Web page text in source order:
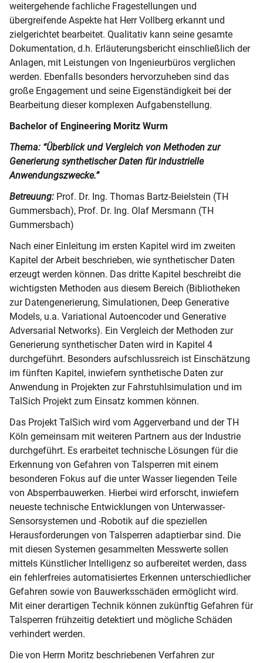
weitergehende fachliche Fragestellungen und
übergreifende Aspekte hat Herr Vollberg erkannt und
zielgerichtet bearbeitet. Qualitativ kann seine gesamte
Dokumentation, d.h. Erläuterungsbericht einschließlich der
Anlagen, mit Leistungen von Ingenieurbüros verglichen
werden. Ebenfalls besonders hervorzuheben sind das
große Engagement und seine Eigenständigkeit bei der
Bearbeitung dieser komplexen Aufgabenstellung.
Bachelor of Engineering Moritz Wurm
Thema: “Überblick und Vergleich von Methoden zur
Generierung synthetischer Daten für industrielle
Anwendungszwecke.”
Betreuung: Prof. Dr. Ing. Thomas Bartz-Beielstein (TH
Gummersbach), Prof. Dr. Ing. Olaf Mersmann (TH
Gummersbach)
Nach einer Einleitung im ersten Kapitel wird im zweiten
Kapitel der Arbeit beschrieben, wie synthetischer Daten
erzeugt werden können. Das dritte Kapitel beschreibt die
wichtigsten Methoden aus diesem Bereich (Bibliotheken
zur Datengenerierung, Simulationen, Deep Generative
Models, u.a. Variational Autoencoder und Generative
Adversarial Networks). Ein Vergleich der Methoden zur
Generierung synthetischer Daten wird in Kapitel 4
durchgeführt. Besonders aufschlussreich ist Einschätzung
im fünften Kapitel, inwiefern synthetische Daten zur
Anwendung in Projekten zur Fahrstuhlsimulation und im
TalSich Projekt zum Einsatz kommen können.
Das Projekt TalSich wird vom Aggerverband und der TH
Köln gemeinsam mit weiteren Partnern aus der Industrie
durchgeführt. Es erarbeitet technische Lösungen für die
Erkennung von Gefahren von Talsperren mit einem
besonderen Fokus auf die unter Wasser liegenden Teile
von Absperrbauwerken. Hierbei wird erforscht, inwiefern
neueste technische Entwicklungen von Unterwasser-
Sensorsystemen und -Robotik auf die speziellen
Herausforderungen von Talsperren adaptierbar sind. Die
mit diesen Systemen gesammelten Messwerte sollen
mittels Künstlicher Intelligenz so aufbereitet werden, dass
ein fehlerfreies automatisiertes Erkennen unterschiedlicher
Gefahren sowie von Bauwerksschäden ermöglicht wird.
Mit einer derartigen Technik können zukünftig Gefahren für
Talsperren frühzeitig detektiert und mögliche Schäden
verhindert werden.
Die von Herrn Moritz beschriebenen Verfahren zur